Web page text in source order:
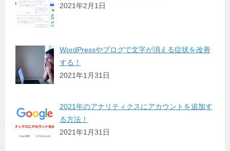
2021年2月1日
WordPressやブログで文字が消える症状を改善
する！
2021年1月31日
2021年のアナリティクスにアカウントを追加す
る方法！
2021年1月31日